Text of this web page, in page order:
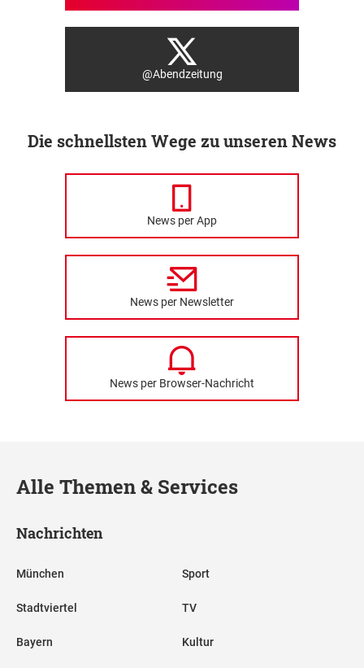
@Abendzeitung
Die schnellsten Wege zu unseren News
News per App
News per Newsletter
News per Browser-Nachricht
Alle Themen & Services
Nachrichten
München
Stadtviertel
Bayern
Sport
TV
Kultur